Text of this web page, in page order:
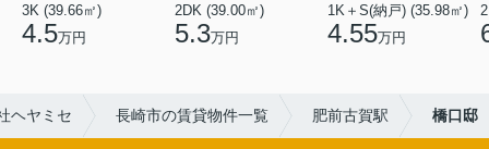
3K (39.66㎡)
4.5万円
2DK (39.00㎡)
5.3万円
1K＋S(納戸) (35.98㎡)
4.55万円
ヘヤミセ 長崎市の賃貸物件一覧 肥前古賀駅 橋口邸